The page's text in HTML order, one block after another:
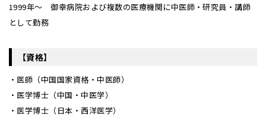
1999年～ 御幸病院および複数の医療機関に中医師・研究員・講師
として勤務
【資格】
・医師（中国国家資格・中医師）
・医学博士（中国・中医学）
・医学博士（日本・西洋医学）